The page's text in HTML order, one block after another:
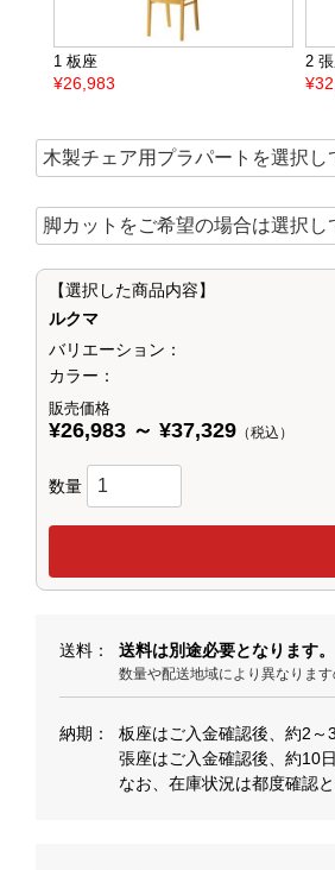
1 板座
¥26,983
2
【選択した商品内容】
ルクマ
バリエーション：
カラー：
販売価格
¥26,983 ～ ¥37,329 （税込）
数量
送料 送料は別途必要となります。
数量や配送地域により異なりま
納期
板座はご入金確認後、約2～
張座はご入金確認後、約10
なお、在庫状況は都度確認と